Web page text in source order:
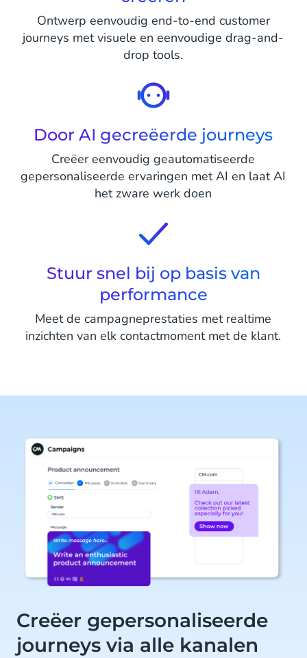
Ontwerp eenvoudig end-to-end customer
journeys met visuele en eenvoudige drag-and-
drop tools.
Door AI gecreëerde journeys
Creëer eenvoudig geautomatiseerde
gepersonaliseerde ervaringen met AI en laat AI
het zware werk doen
Stuur snel bij op basis van
performance
Meet de campagneprestaties met realtime
inzichten van elk contactmoment met de klant.
Creëer gepersonaliseerde
journeys via alle kanalen